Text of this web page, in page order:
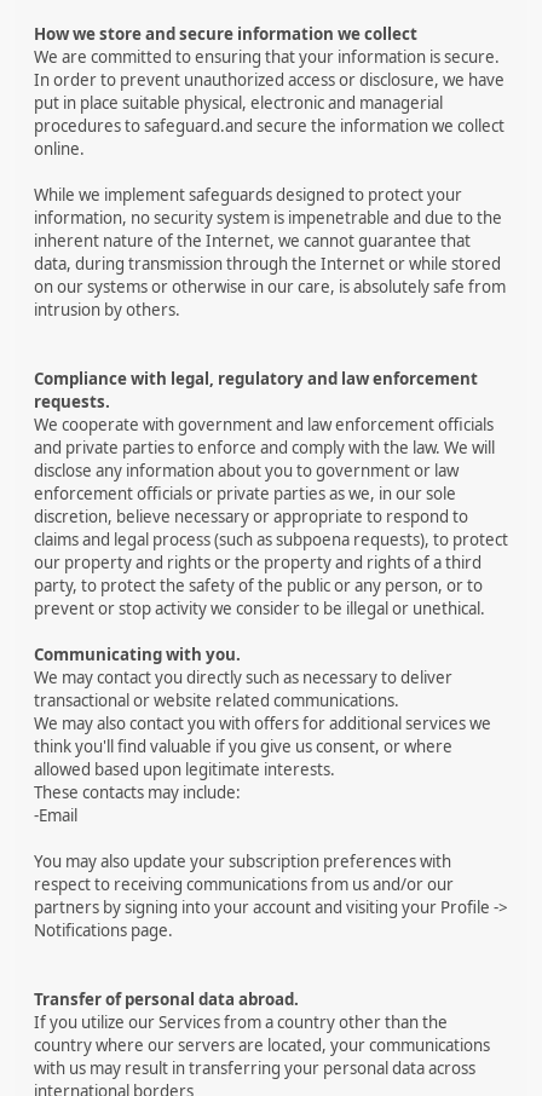
How we store and secure information we collect
We are committed to ensuring that your information is secure.
In order to prevent unauthorized access or disclosure, we have
put in place suitable physical, electronic and managerial
procedures to safeguard.and secure the information we collect
online.
While we implement safeguards designed to protect your
information, no security system is impenetrable and due to the
inherent nature of the Internet, we cannot guarantee that
data, during transmission through the Internet or while stored
on our systems or otherwise in our care, is absolutely safe from
intrusion by others.
Compliance with legal, regulatory and law enforcement
requests.
We cooperate with government and law enforcement officials
and private parties to enforce and comply with the law. We will
disclose any information about you to government or law
enforcement officials or private parties as we, in our sole
discretion, believe necessary or appropriate to respond to
claims and legal process (such as subpoena requests), to protect
our property and rights or the property and rights of a third
party, to protect the safety of the public or any person, or to
prevent or stop activity we consider to be illegal or unethical.
Communicating with you.
We may contact you directly such as necessary to deliver
transactional or website related communications.
We may also contact you with offers for additional services we
think you'll find valuable if you give us consent, or where
allowed based upon legitimate interests.
These contacts may include:
-Email
You may also update your subscription preferences with
respect to receiving communications from us and/or our
partners by signing into your account and visiting your Profile ->
Notifications page.
Transfer of personal data abroad.
If you utilize our Services from a country other than the
country where our servers are located, your communications
with us may result in transferring your personal data across
international borders